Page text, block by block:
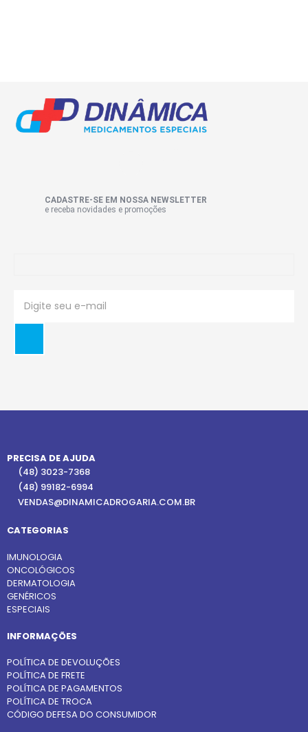
CADASTRE-SE EM NOSSA NEWSLETTER
e receba novidades e promoções
PRECISA DE AJUDA
(48) 3023-7368
(48) 99182-6994
VENDAS@DINAMICADROGARIA.COM.BR
CATEGORIAS
IMUNOLOGIA
ONCOLÓGICOS
DERMATOLOGIA
GENÉRICOS
ESPECIAIS
INFORMAÇÕES
POLÍTICA DE DEVOLUÇÕES
POLÍTICA DE FRETE
POLÍTICA DE PAGAMENTOS
POLÍTICA DE TROCA
CÓDIGO DEFESA DO CONSUMIDOR